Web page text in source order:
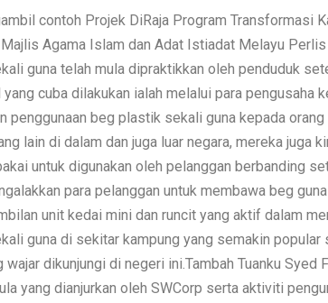
contoh Projek DiRaja Program Transformasi
Agama Islam dan Adat Istiadat Melayu
guna telah mula dipraktikkan oleh penduduk
yang cuba dilakukan ialah melalui para pengusaha
penggunaan beg plastik sekali guna kepada
lain di dalam dan juga luar negara, mereka juga
untuk digunakan oleh pelanggan berbanding
para pelanggan untuk membawa beg
unit kedai mini dan runcit yang aktif dalam
guna di sekitar kampung yang semakin
wajar dikunjungi di negeri ini.Tambah Tuanku Syed
yang dianjurkan oleh SWCorp serta aktiviti